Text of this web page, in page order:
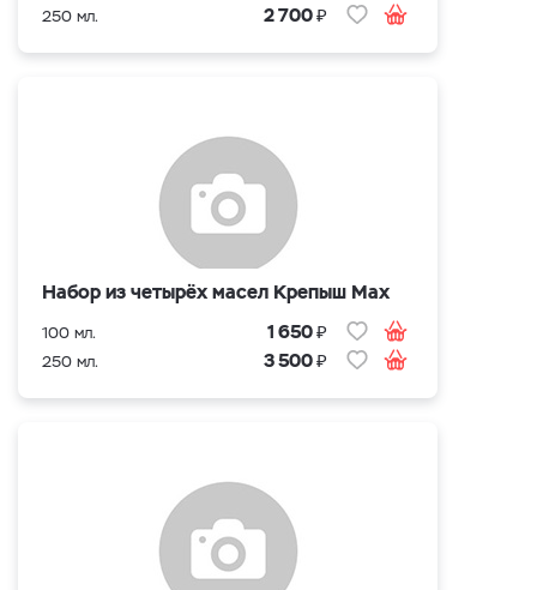
250 мл. 2 700₽
Набор из четырёх масел Крепыш Max
100 мл. 1 650₽
250 мл. 3 500₽